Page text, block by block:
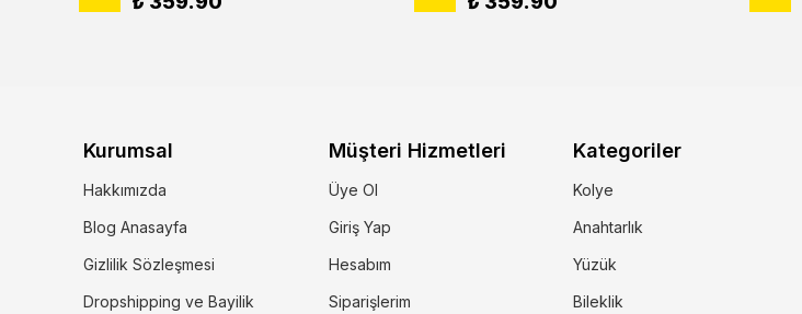
Kurumsal
Hakkımızda
Blog Anasayfa
Gizlilik Sözleşmesi
Dropshipping ve Bayilik
Müşteri Hizmetleri
Üye Ol
Giriş Yap
Hesabım
Siparişlerim
Kategoriler
Kolye
Anahtarlık
Yüzük
Bileklik